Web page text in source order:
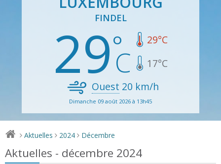
FINDEL
29 29°C
17°C
Ouest 20 km/h
Dimanche 09 août 2026 à 13h45
> Aktuelles > 2024 > Décembre
Aktuelles - décembre 2024